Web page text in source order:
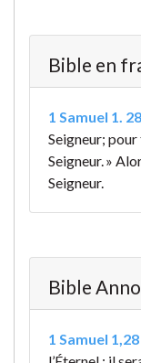
Bible en
1 Samuel 1. 28
Seigneur;
Seigneur. »
Seigneur.
Bible
1 Samuel 1,28